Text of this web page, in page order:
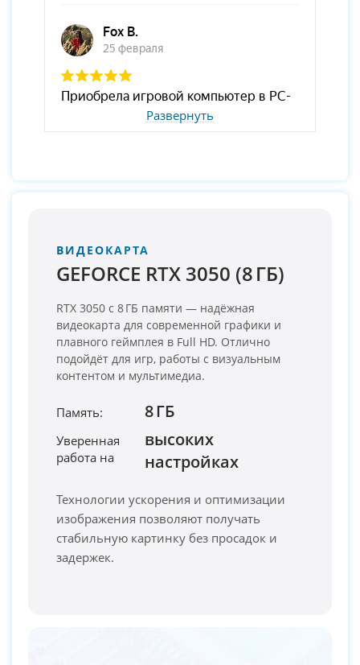
Развернуть
ВИДЕОКАРТА
GEFORCE RTX 3050 (8 ГБ)
RTX 3050 с 8 ГБ памяти — надёжная
видеокарта для современной графики и
плавного геймплея в Full HD. Отлично
подойдёт для игр, работы с визуальным
контентом и мультимедиа.
Память: 8 ГБ
Уверенная
работа на
высоких
настройках
Технологии ускорения и оптимизации
изображения позволяют получать
стабильную картинку без просадок и
задержек.